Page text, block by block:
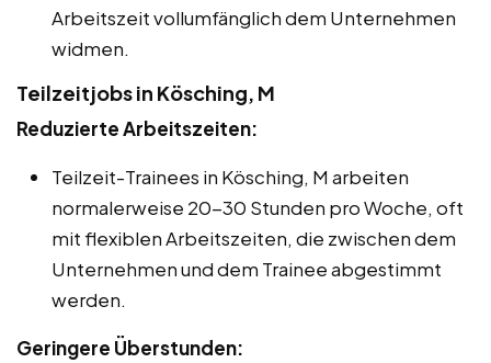
Arbeitszeit vollumfänglich dem Unternehmen
widmen.
Teilzeitjobs in Kösching, M
Reduzierte Arbeitszeiten:
Teilzeit-Trainees in Kösching, M arbeiten
normalerweise 20-30 Stunden pro Woche, oft
mit flexiblen Arbeitszeiten, die zwischen dem
Unternehmen und dem Trainee abgestimmt
werden.
Geringere Überstunden: